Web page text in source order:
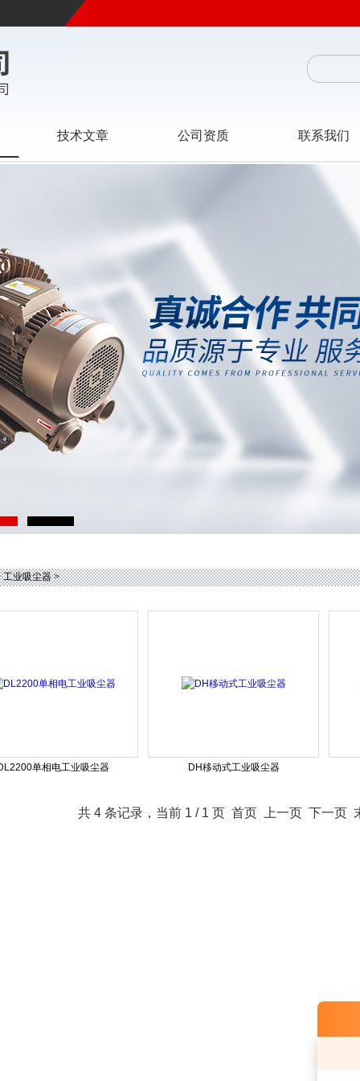
技术文章 公司资质 联系我们
工业吸尘器>
单相电工业吸尘器 DH移动式工业吸尘器
共 4 条记录，当前 1 / 1 页 首页 上一页 下一页